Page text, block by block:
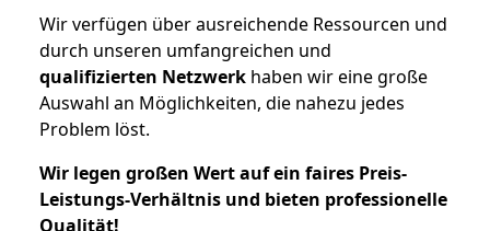
Wir verfügen über ausreichende Ressourcen und
durch unseren umfangreichen und
qualifizierten Netzwerk haben wir eine große
Auswahl an Möglichkeiten, die nahezu jedes
Problem löst.
Wir legen großen Wert auf ein faires Preis-
Leistungs-Verhältnis und bieten professionelle
Qualität!